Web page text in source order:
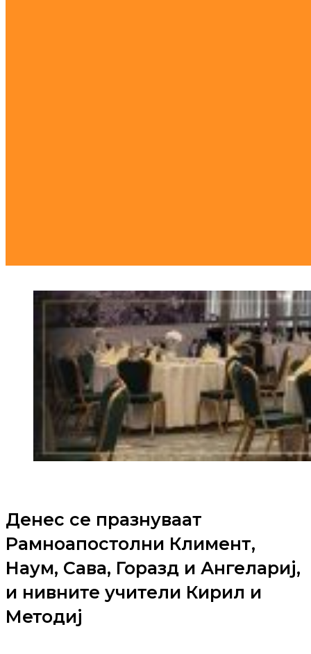
Денес се празнуваат
Рамноапостолни Климент,
Наум, Сава, Горазд и Ангелариј,
и нивните учители Кирил и
Методиј